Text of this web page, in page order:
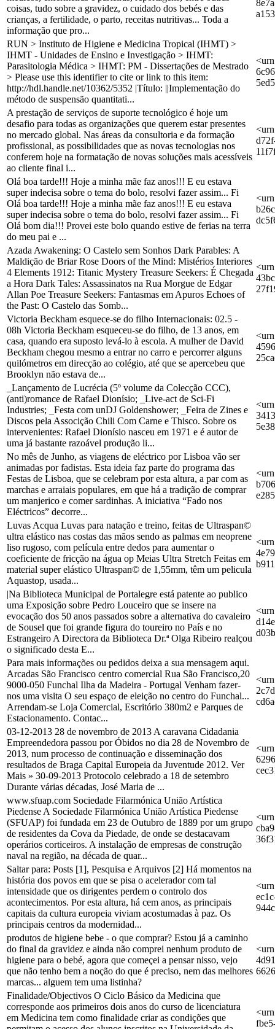
coisas, tudo sobre a gravidez, o cuidado dos bebés e das
crianças, a fertilidade, o parto, receitas nutritivas... Toda a
informação que pro...
RUN > Instituto de Higiene e Medicina Tropical (IHMT) >
IHMT - Unidades de Ensino e Investigação > IHMT:
Parasitologia Médica > IHMT: PM - Dissertações de Mestrado
> Please use this identifier to cite or link to this item:
http://hdl.handle.net/10362/5352 |Título: ||Implementação do
método de suspensão quantitati...
A prestação de serviços de suporte tecnológico é hoje um
desafio para todas as organizações que querem estar presentes
no mercado global. Nas áreas da consultoria e da formação
profissional, as possibilidades que as novas tecnologias nos
conferem hoje na formatação de novas soluções mais acessíveis
ao cliente final i...
Olá boa tarde!!! Hoje a minha mãe faz anos!!! E eu estava
super indecisa sobre o tema do bolo, resolvi fazer assim... Fi
Olá boa tarde!!! Hoje a minha mãe faz anos!!! E eu estava
super indecisa sobre o tema do bolo, resolvi fazer assim... Fi
Olá bom dia!!! Provei este bolo quando estive de ferias na terra
do meu pai e ...
Azada Awakening: O Castelo sem Sonhos Dark Parables: A
Maldição de Briar Rose Doors of the Mind: Mistérios Interiores
4 Elements 1912: Titanic Mystery Treasure Seekers: É Chegada
a Hora Dark Tales: Assassinatos na Rua Morgue de Edgar
Allan Poe Treasure Seekers: Fantasmas em Apuros Echoes of
the Past: O Castelo das Somb...
Victoria Beckham esquece-se do filho Internacionais: 02.5 -
08h Victoria Beckham esqueceu-se do filho, de 13 anos, em
casa, quando era suposto levá-lo à escola. A mulher de David
Beckham chegou mesmo a entrar no carro e percorrer alguns
quilómetros em direcção ao colégio, até que se apercebeu que
Brooklyn não estava de...
_Lançamento de Lucrécia (5º volume da Colecção CCC),
(anti)romance de Rafael Dionísio; _Live-act de Sci-Fi
Industries; _Festa com unDJ Goldenshower; _Feira de Zines e
Discos pela Associção Chili Com Carne e Thisco. Sobre os
intervenientes: Rafael Dionísio nasceu em 1971 e é autor de
uma já bastante razoável produção li...
No mês de Junho, as viagens de eléctrico por Lisboa vão ser
animadas por fadistas. Esta ideia faz parte do programa das
Festas de Lisboa, que se celebram por esta altura, a par com as
marchas e arraiais populares, em que há a tradição de comprar
um manjerico e comer sardinhas. A iniciativa “Fado nos
Eléctricos” decorre...
Luvas Acqua Luvas para natação e treino, feitas de Ultraspan©
ultra elástico nas costas das mãos sendo as palmas em neoprene
liso rugoso, com película entre dedos para aumentar o
coeficiente de fricção na água op Meias Ultra Stretch Feitas em
material super elástico Ultraspan© de 1,55mm, têm um pelicula
Aquastop, usada...
|Na Biblioteca Municipal de Portalegre está patente ao publico
uma Exposição sobre Pedro Louceiro que se insere na
evocação dos 50 anos passados sobre a alternativa do cavaleiro
de Sousel que foi grande figura do toureiro no País e no
Estrangeiro A Directora da Biblioteca Dr.ª Olga Ribeiro realçou
o significado desta E...
Para mais informações ou pedidos deixa a sua mensagem aqui.
Arcadas São Francisco centro comercial Rua São Francisco,20
9000-050 Funchal Ilha da Madeira - Portugal Venham fazer-
nos uma visita O seu espaço de eleição no centro do Funchal...
Arrendam-se Loja Comercial, Escritório 380m2 e Parques de
Estacionamento. Contac...
03-12-2013 28 de novembro de 2013 A caravana Cidadania
Empreendedora passou por Óbidos no dia 28 de Novembro de
2013, num processo de continuação e disseminação dos
resultados de Braga Capital Europeia da Juventude 2012. Ver
Mais » 30-09-2013 Protocolo celebrado a 18 de setembro
Durante várias décadas, José Maria de ...
www.sfuap.com Sociedade Filarmónica União Artística
Piedense A Sociedade Filarmónica União Artística Piedense
(SFUAP) foi fundada em 23 de Outubro de 1889 por um grupo
de residentes da Cova da Piedade, de onde se destacavam
operários corticeiros. A instalação de empresas de construção
naval na região, na década de quar...
Saltar para: Posts [1], Pesquisa e Arquivos [2] Há momentos na
história dos povos em que se pisa o acelerador com tal
intensidade que os dirigentes perdem o controlo dos
acontecimentos. Por esta altura, há cem anos, as principais
capitais da cultura europeia viviam acostumadas à paz. Os
principais centros da modernidad...
produtos de higiene bebe - o que comprar? Estou já a caminho
do final da gravidez e ainda não comprei nenhum produto de
higiene para o bebé, agora que começei a pensar nisso, vejo
que não tenho bem a noção do que é preciso, nem das melhores
marcas... alguem tem uma listinha?
Finalidade/Objectivos O Ciclo Básico da Medicina que
corresponde aos primeiros dois anos do curso de licenciatura
em Medicina tem como finalidade criar as condições que